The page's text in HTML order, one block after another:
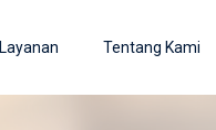
Layanan Tentang Kami